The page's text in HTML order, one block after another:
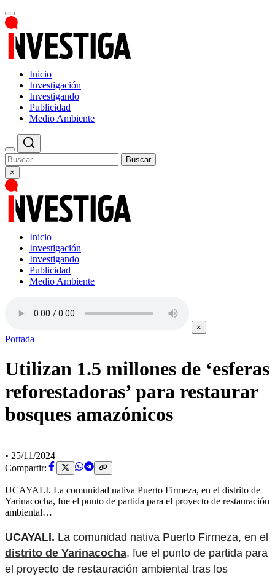
Inicio
Investigación
Investigando
Publicidad
Medio Ambiente
Buscar
×
Inicio
Investigación
Investigando
Publicidad
Medio Ambiente
×
Portada
Utilizan 1.5 millones de ‘esferas
reforestadoras’ para restaurar
bosques amazónicos
• 25/11/2024
Compartir:
UCAYALI. La comunidad nativa Puerto Firmeza, en el distrito de
Yarinacocha, fue el punto de partida para el proyecto de restauración
ambiental…
UCAYALI. La comunidad nativa Puerto Firmeza, en el
distrito de Yarinacocha, fue el punto de partida para
el proyecto de restauración ambiental tras los